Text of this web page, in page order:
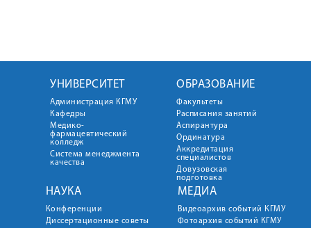
УНИВЕРСИТЕТ
Администрация КГМУ
Кафедры
Медико-
фармацевтический
колледж
Система менеджмента
качества
ОБРАЗОВАНИЕ
Факультеты
Расписания занятий
Аспирантура
Ординатура
Аккредитация
специалистов
Довузовская
подготовка
НАУКА
Конференции
Диссертационные советы
МЕДИА
Видеоархив событий КГМУ
Фотоархив событий КГМУ